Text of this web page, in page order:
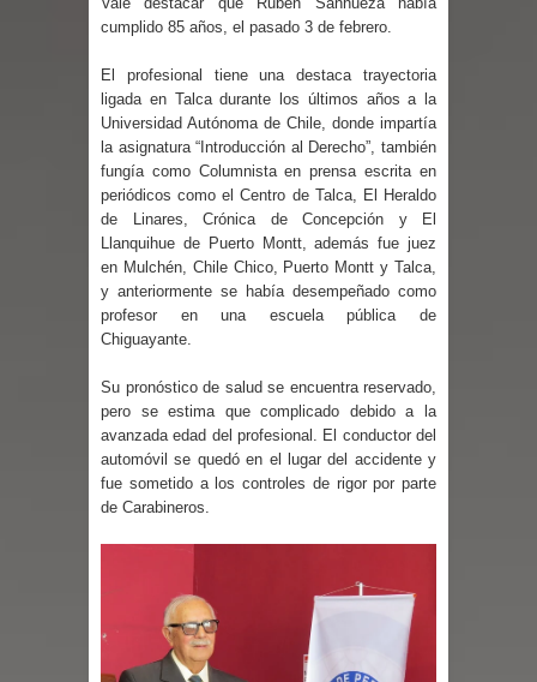
Alta positividad en influenza hace que
expertos reiteren llamado a
vacunarse
Mario Meza endurece críticas contra
ministra de Salud por dejar fuera a
Linares: “No dará la cara”
Seremi de Desarrollo Social y Familia
mantiene despliegue para apoyar a
niños y adolescentes durante la
emergencia.
de Chile analizan el creciente interés
por las culturas japonesa y coreana
cumplido 85 años, el pasado 3 de febrero.
El profesional tiene una destaca trayectoria
ligada en Talca durante los últimos años a la
Universidad Autónoma de Chile, donde impartía
la asignatura “Introducción al Derecho”, también
fungía como Columnista en prensa escrita en
periódicos como el Centro de Talca, El Heraldo
de Linares, Crónica de Concepción y El
Llanquihue de Puerto Montt, además fue juez
en Mulchén, Chile Chico, Puerto Montt y Talca,
y anteriormente se había desempeñado como
profesor en una escuela pública de
Chiguayante.
Su pronóstico de salud se encuentra reservado,
pero se estima que complicado debido a la
avanzada edad del profesional. El conductor del
automóvil se quedó en el lugar del accidente y
fue sometido a los controles de rigor por parte
de Carabineros.